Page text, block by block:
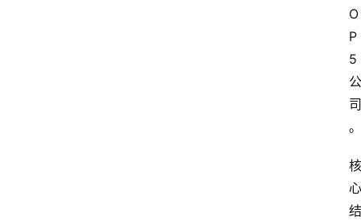
O
P
5
公
司
。
核
心
结